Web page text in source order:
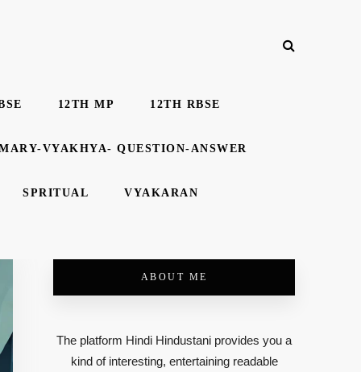
12TH MP 12TH RBSE
VYAKHYA- QUESTION-ANSWER
SPRITUAL VYAKARAN
ABOUT ME
The platform Hindi Hindustani provides you a
kind of interesting, entertaining readable